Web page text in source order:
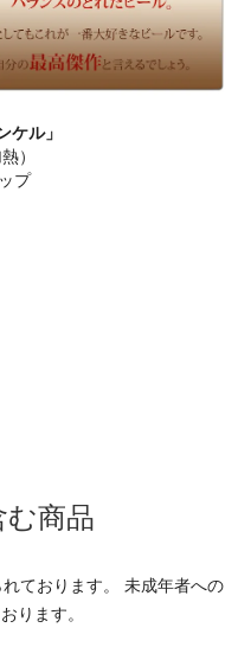
ケル」
）
プ
む商品
ております。 未成年者への
ります。